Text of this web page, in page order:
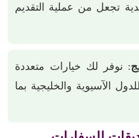
تجعل من عملية التقديم
: نوفر لك خيارات متعددة
الآسيوية والخليجية بما